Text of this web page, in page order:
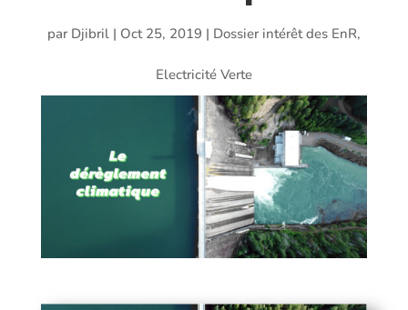
par Djibril| Oct 25, 2019 | Dossier intérêt des EnR,
Electricité Verte